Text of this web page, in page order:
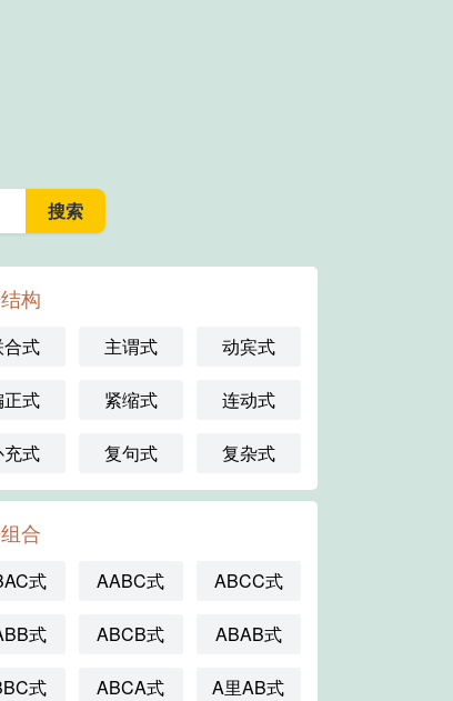
构
式 主谓式 动宾式
式 紧缩式 连动式
式 复句式 复杂式
合
式 AABC式 ABCC式
式 ABCB式 ABAB式
式 ABCA式 A里AB式